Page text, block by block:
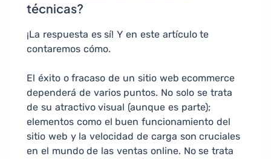
técnicas?
¡La respuesta es sí! Y en este artículo te
contaremos cómo.
El éxito o fracaso de un sitio web ecommerce
dependerá de varios puntos. No solo se trata
de su atractivo visual (aunque es parte);
elementos como el buen funcionamiento del
sitio web y la velocidad de carga son cruciales
en el mundo de las ventas online. No se trata